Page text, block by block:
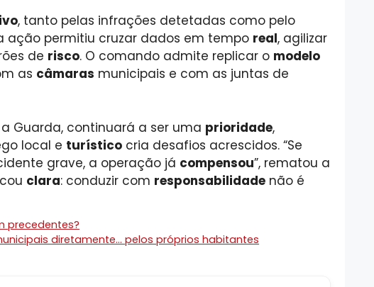
, tanto pelas infrações detetadas como pelo
ação permitiu cruzar dados em tempo real, agilizar
de risco. O comando admite replicar o modelo
as câmaras municipais e com as juntas de
Guarda, continuará a ser uma prioridade,
local e turístico cria desafios acrescidos. “Se
grave, a operação já compensou”, rematou a
clara: conduzir com responsabilidade não é
precedentes?
diretamente… pelos próprios habitantes